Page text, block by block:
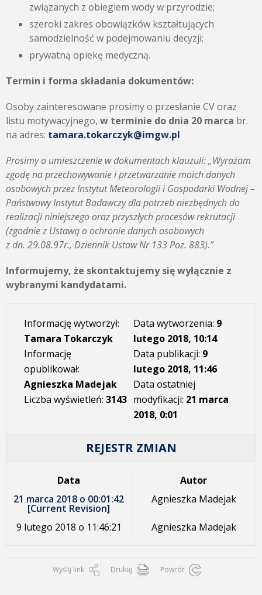
związanych z obiegiem wody w przyrodzie;
szeroki zakres obowiązków kształtujących
samodzielność w podejmowaniu decyzji;
prywatną opiekę medyczną.
Termin i forma składania dokumentów:
Osoby zainteresowane prosimy o przesłanie CV oraz
listu motywacyjnego, w terminie do dnia 20 marca br.
na adres: tamara.tokarczyk@imgw.pl
Prosimy o umieszczenie w dokumentach klauzuli: „Wyrażam
zgodę na przechowywanie i przetwarzanie moich danych
osobowych przez Instytut Meteorologii i Gospodarki Wodnej –
Państwowy Instytut Badawczy dla potrzeb niezbędnych do
realizacji niniejszego oraz przyszłych procesów rekrutacji
(zgodnie z Ustawą o ochronie danych osobowych
z dn. 29.08.97r., Dziennik Ustaw Nr 133 Poz. 883).”
Informujemy, że skontaktujemy się wyłącznie z
wybranymi kandydatami.
Informację wytworzył:
Tamara Tokarczyk
Informację
opublikował:
Agnieszka Madejak
Liczba wyświetleń: 3143
Data wytworzenia: 9
lutego 2018, 10:14
Data publikacji: 9
lutego 2018, 11:46
Data ostatniej
modyfikacji: 21 marca
2018, 0:01
REJESTR ZMIAN
Data
Autor
21 marca 2018 o 00:01:42
[Current Revision]
Agnieszka Madejak
9 lutego 2018 o 11:46:21 Agnieszka Madejak
Wyślij link Drukuj Powrót